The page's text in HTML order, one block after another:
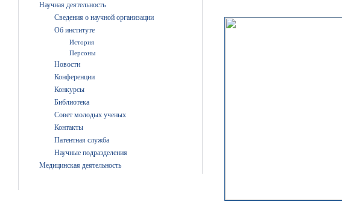
Научная деятельность
Сведения о научной организации
Об институте
История
Персоны
Новости
Конференции
Конкурсы
Библиотека
Совет молодых ученых
Контакты
Патентная служба
Научные подразделения
Медицинская деятельность